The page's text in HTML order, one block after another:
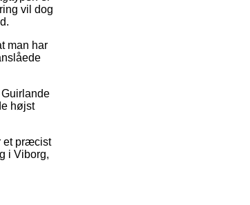
vil dog
man har
højst
et præcist
i Viborg,